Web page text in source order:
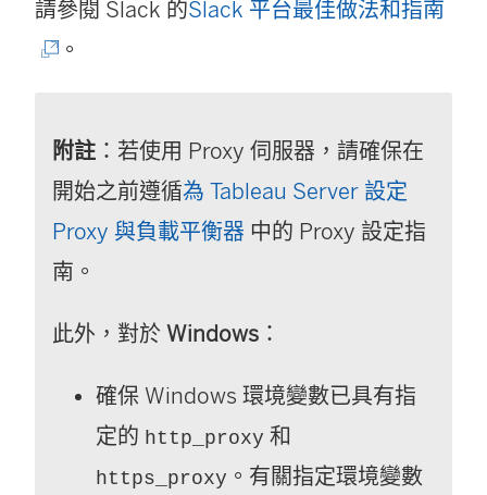
請參閱 Slack 的Slack 平台最佳做法和指南
。
附註 ：若使用 Proxy 伺服器，請確保在
開始之前遵循為 Tableau Server 設定
Proxy 與負載平衡器 中的 Proxy 設定指
南。
此外，對於 Windows ：
確保 Windows 環境變數已具有指
定的 http_proxy 和
https_proxy 。有關指定環境變數